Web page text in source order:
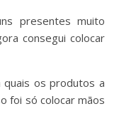
presentes muito
consegui colocar
quais os produtos a
foi só colocar mãos